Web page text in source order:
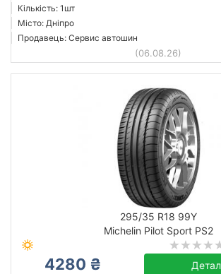
Кількість: 1шт
Місто: Дніпро
Продавець: Сервис автошин
(06.08.26)
295/35 R18 99Y
Michelin Pilot Sport PS2
4280 ₴